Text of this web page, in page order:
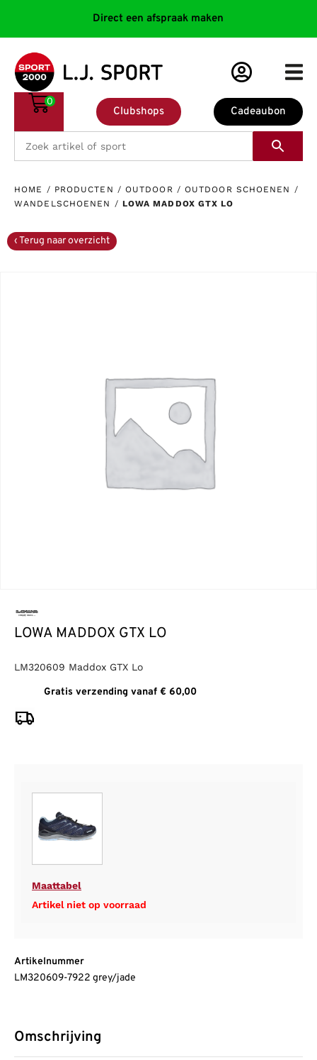
Direct een afspraak maken
Cadeaubon
Clubshops
0
HOME / PRODUCTEN / OUTDOOR / OUTDOOR SCHOENEN /
WANDELSCHOENEN / LOWA MADDOX GTX LO
LOWA MADDOX GTX LO
LM320609 Maddox GTX Lo
Gratis verzending vanaf € 60,00
Maattabel
Artikel niet op voorraad
Artikelnummer
LM320609-7922 grey/jade
Omschrijving